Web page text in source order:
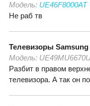
Модель: UE46F8000AT
Не раб тв
Телевизоры Samsung
Модель:
Разбит в правом
телевизора. А так он